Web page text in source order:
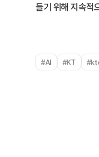
들기 위해 지속적
#AI #KT